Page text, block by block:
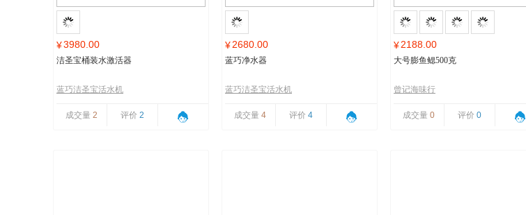
¥3980.00
洁圣宝桶装水激活器
蓝巧洁圣宝活水机
成交量 2 评价 2
¥2680.00
蓝巧净水器
蓝巧洁圣宝活水机
成交量 4 评价 4
¥2188.00
大号膨鱼鳃500克
曾记海味行
成交量 0 评价 0